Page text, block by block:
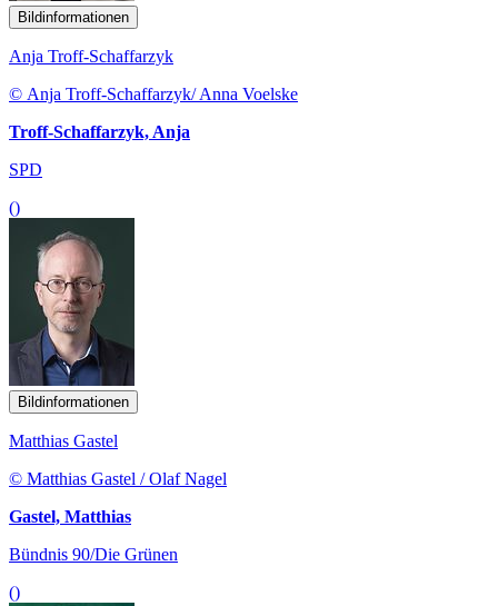
Bildinformationen
Anja Troff-Schaffarzyk
© Anja Troff-Schaffarzyk/ Anna Voelske
Troff-Schaffarzyk, Anja
SPD
()
Bildinformationen
Matthias Gastel
© Matthias Gastel / Olaf Nagel
Gastel, Matthias
Bündnis 90/Die Grünen
()